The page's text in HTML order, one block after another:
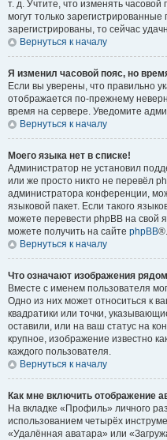
т. д. Учтите, что изменять
могут только
зарегистрированы, то сейчас
Вернуться к началу
Я изменил часовой пояс, но
Если вы уверены, что правильно
отображается по-прежнему
время на сервере. Уведомите
Вернуться к началу
Моего языка нет в списке!
Администратор не установил
или же просто никто не перевёл
администратора конференции,
языковой пакет. Если такого
можете перевести phpBB на
можете получить на сайте phpBB®.
Вернуться к началу
Что означают изображения
Вместе с именем пользователя
Одно из них может относиться к
квадратики или точки,
оставили, или на ваш статус на
крупное, изображение известно
каждого пользователя.
Вернуться к началу
Как мне включить отображение
На вкладке «Профиль» личного
использованием четырёх
«Удалённая аватара» или